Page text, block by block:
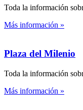
Toda la información
Más información »
Plaza del Milenio
Toda la información
Más información »